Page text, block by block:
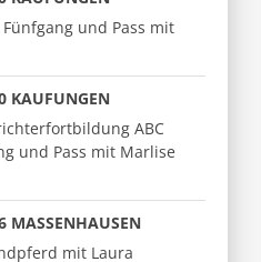
und Pass mit
KAUFUNGEN
ABC
und Pass mit Marlise
MASSENHAUSEN
mit Laura